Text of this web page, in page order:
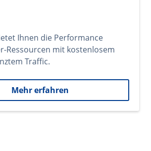
Ihnen die Performance
Ressourcen mit kostenlosem
Traffic.
Mehr erfahren